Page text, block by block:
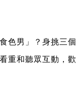
色男」？身挑三
重和聽眾互動，